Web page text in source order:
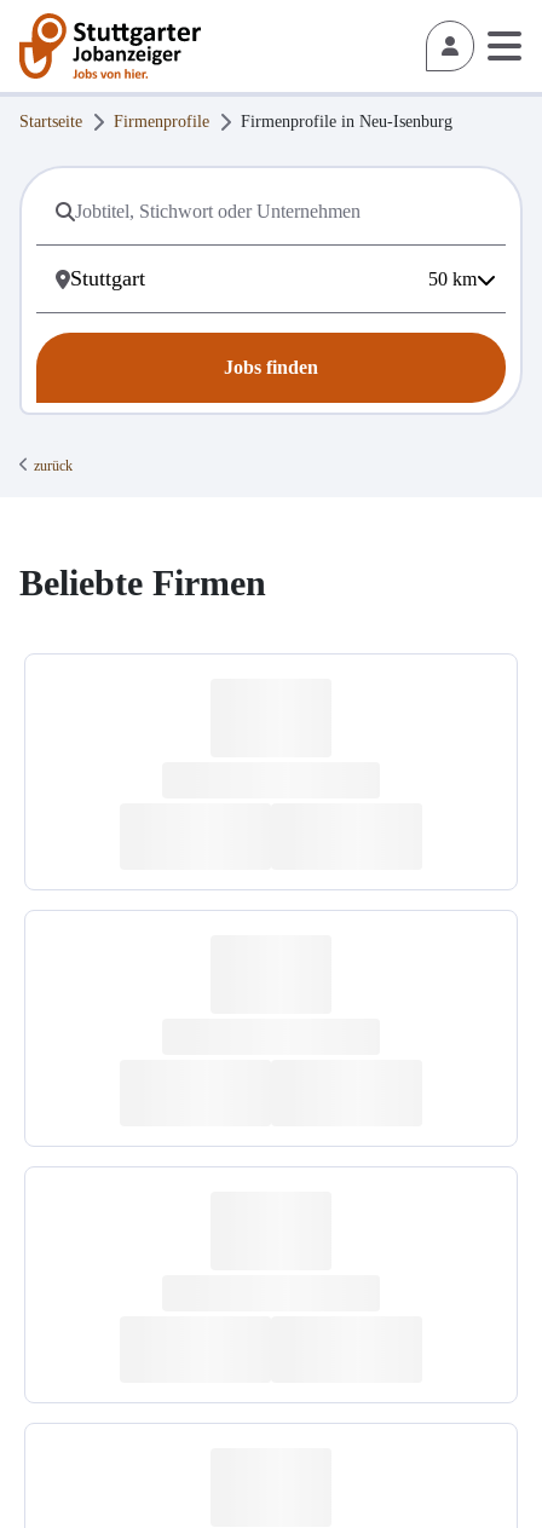
Startseite Firmenprofile Firmenprofile in Neu-Isenburg
50 km
Jobs finden
zurück
Beliebte Firmen